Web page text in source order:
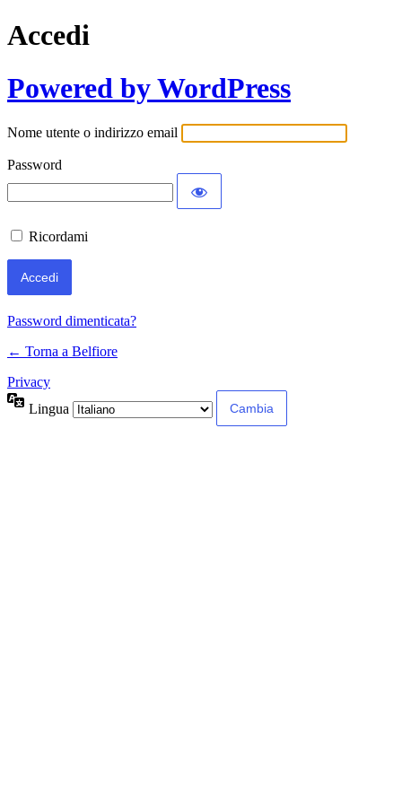
Accedi
Powered by WordPress
Nome utente o indirizzo email
Password
Ricordami
Password dimenticata?
← Torna a Belfiore
Privacy
Lingua